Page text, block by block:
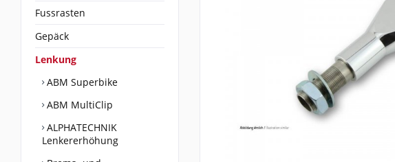
Fussrasten
Gepäck
Lenkung
ABM Superbike
ABM MultiClip
ALPHATECHNIK
Lenkererhöhung